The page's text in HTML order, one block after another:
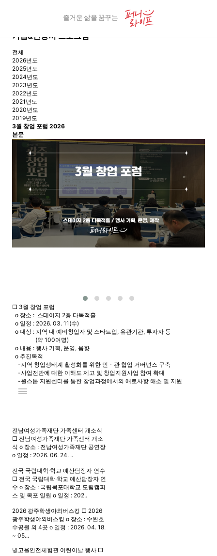
즐거운 삶을 꿈꾸는
기업&관공서 프로그램
전체
2026년도
2025년도
2024년도
2023년도
2022년도
2021년도
2020년도
2019년도
3월 창업 포럼 2026
본문
□ 3월 창업 포럼
o 장소 : 스테이지 2층 다목적홀
o 일정 : 2026. 03. 11(수)
o 대상 : 지역 내 예비창업자 및 스타트업, 유관기관, 투자자 등
(약 100여명)
o 내용 : 행사 기획, 운영, 음향
o 추진목적
-지역 창업생태계 활성화를 위한 민ㆍ관 협업 거버넌스 구축
-사업전반에 대한 이해도 제고 및 창업지원사업 참여 확대
-원스톱 지원센터를 통한 창업과정에서의 애로사항 해소 및 지원
menu
전남여성가족재단 가족센터 개소식
□ 전남여성가족재단 가족센터 개소
식 o 장소 : 전남여성가족재단 공연장
o 일정 : 2026. 06. 24. ..
전국 국립대학·학교 예산담장자 연수
□ 전국 국립대학·학교 예산담장자 연
수 o 장소 : 국립목포대학교 도림캠퍼
스 및 목포 일원 o 일정 : 202..
2026 광주학생야외버스킹 □ 2026
광주학생야외버스킹 o 장소 : 수완호
수공원 외 4곳 o 일정 : 2026. 04. 18.
~ 05...
빛고을안전체험관 어린이날 행사 □